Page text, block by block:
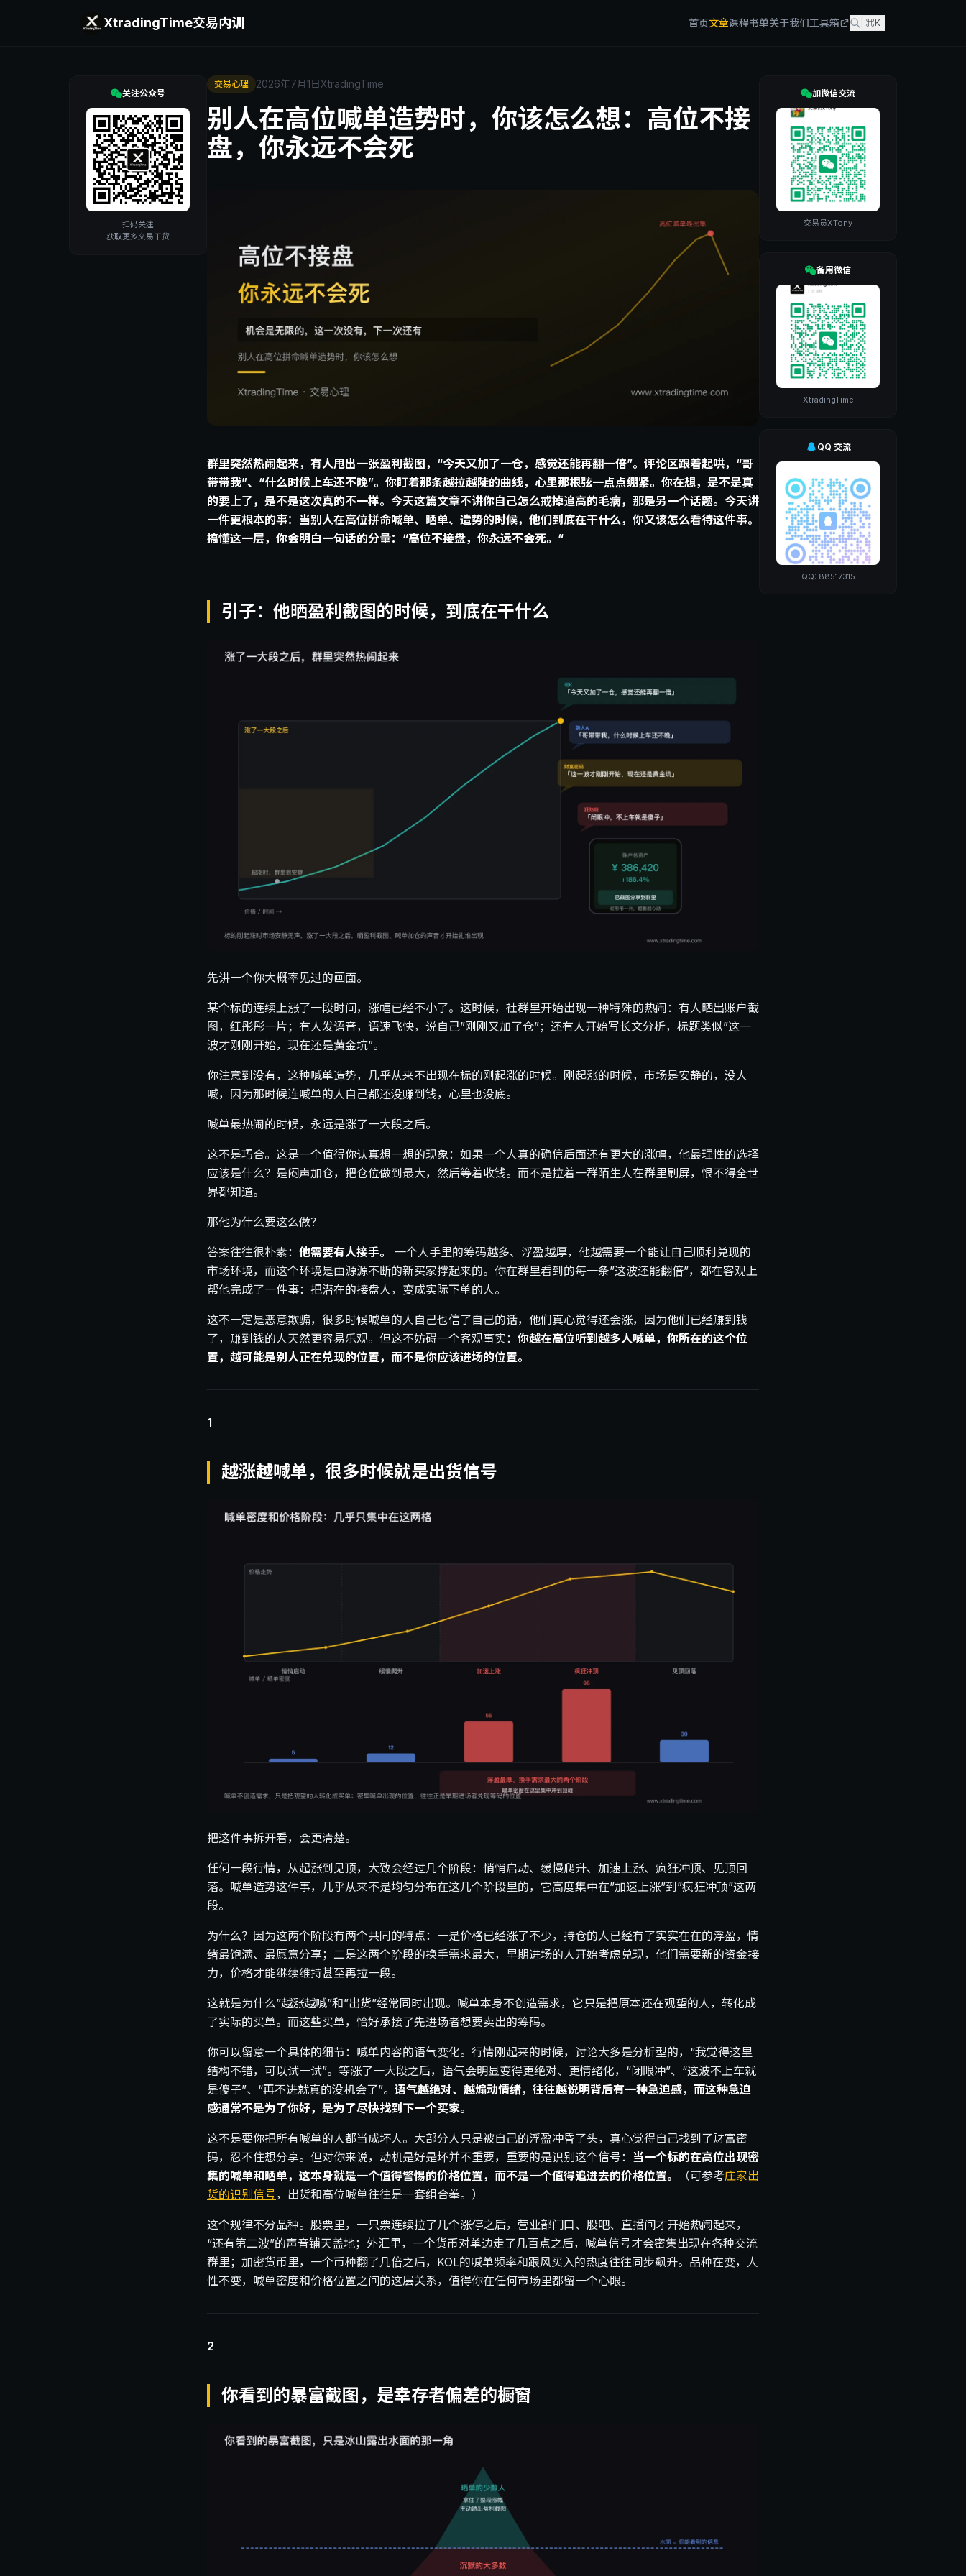
XtradingTime交易内训 首页文章课程书单关于我们工具箱 ⌘K
关注公众号
扫码关注
获取更多交易干货
交易心理 2026年7月1日XtradingTime
别人在高位喊单造势时，你该怎么想：高位不接
盘，你永远不会死
群里突然热闹起来，有人甩出一张盈利截图，“今天又加了一仓，感觉还能再翻一倍”。评论区跟着起哄，“哥
带带我”、“什么时候上车还不晚”。你盯着那条越拉越陡的曲线，心里那根弦一点点绷紧。你在想，是不是真
的要上了，是不是这次真的不一样。今天这篇文章不讲你自己怎么戒掉追高的毛病，那是另一个话题。今天讲
一件更根本的事：当别人在高位拼命喊单、晒单、造势的时候，他们到底在干什么，你又该怎么看待这件事。
搞懂这一层，你会明白一句话的分量：“高位不接盘，你永远不会死。“
引子：他晒盈利截图的时候，到底在干什么
先讲一个你大概率见过的画面。
某个标的连续上涨了一段时间，涨幅已经不小了。这时候，社群里开始出现一种特殊的热闹：有人晒出账户截
图，红彤彤一片；有人发语音，语速飞快，说自己”刚刚又加了仓”；还有人开始写长文分析，标题类似”这一
波才刚刚开始，现在还是黄金坑”。
你注意到没有，这种喊单造势，几乎从来不出现在标的刚起涨的时候。刚起涨的时候，市场是安静的，没人
喊，因为那时候连喊单的人自己都还没赚到钱，心里也没底。
喊单最热闹的时候，永远是涨了一大段之后。
这不是巧合。这是一个值得你认真想一想的现象：如果一个人真的确信后面还有更大的涨幅，他最理性的选择
应该是什么？是闷声加仓，把仓位做到最大，然后等着收钱。而不是拉着一群陌生人在群里刷屏，恨不得全世
界都知道。
那他为什么要这么做？
答案往往很朴素： 他需要有人接手。
一个人手里的筹码越多、浮盈越厚，他越需要一个能让自己顺利兑现的
市场环境，而这个环境是由源源不断的新买家撑起来的。你在群里看到的每一条”这波还能翻倍”，都在客观上
帮他完成了一件事：把潜在的接盘人，变成实际下单的人。
这不一定是恶意欺骗，很多时候喊单的人自己也信了自己的话，他们真心觉得还会涨，因为他们已经赚到钱
了，赚到钱的人天然更容易乐观。但这不妨碍一个客观事实： 你越在高位听到越多人喊单，你所在的这个位
置，越可能是别人正在兑现的位置，而不是你应该进场的位置。
1
越涨越喊单，很多时候就是出货信号
把这件事拆开看，会更清楚。
任何一段行情，从起涨到见顶，大致会经过几个阶段：悄悄启动、缓慢爬升、加速上涨、疯狂冲顶、见顶回
落。喊单造势这件事，几乎从来不是均匀分布在这几个阶段里的，它高度集中在”加速上涨”到”疯狂冲顶”这两
段。
为什么？因为这两个阶段有两个共同的特点：一是价格已经涨了不少，持仓的人已经有了实实在在的浮盈，情
绪最饱满、最愿意分享；二是这两个阶段的换手需求最大，早期进场的人开始考虑兑现，他们需要新的资金接
力，价格才能继续维持甚至再拉一段。
这就是为什么”越涨越喊”和”出货”经常同时出现。喊单本身不创造需求，它只是把原本还在观望的人，转化成
了实际的买单。而这些买单，恰好承接了先进场者想要卖出的筹码。
你可以留意一个具体的细节：喊单内容的语气变化。行情刚起来的时候，讨论大多是分析型的，“我觉得这里
结构不错，可以试一试”。等涨了一大段之后，语气会明显变得更绝对、更情绪化，“闭眼冲”、“这波不上车就
是傻子”、“再不进就真的没机会了”。 语气越绝对、越煽动情绪，往往越说明背后有一种急迫感，而这种急迫
感通常不是为了你好，是为了尽快找到下一个买家。
这不是要你把所有喊单的人都当成坏人。大部分人只是被自己的浮盈冲昏了头，真心觉得自己找到了财富密
码，忍不住想分享。但对你来说，动机是好是坏并不重要，重要的是识别这个信号： 当一个标的在高位出现密
集的喊单和晒单，这本身就是一个值得警惕的价格位置，而不是一个值得追进去的价格位置。
（可参考庄家出
货的识别信号，出货和高位喊单往往是一套组合拳。）
这个规律不分品种。股票里，一只票连续拉了几个涨停之后，营业部门口、股吧、直播间才开始热闹起来，
“还有第二波”的声音铺天盖地；外汇里，一个货币对单边走了几百点之后，喊单信号才会密集出现在各种交流
群里；加密货币里，一个币种翻了几倍之后，KOL的喊单频率和跟风买入的热度往往同步飙升。品种在变，人
性不变，喊单密度和价格位置之间的这层关系，值得你在任何市场里都留一个心眼。
2
你看到的暴富截图，是幸存者偏差的橱窗
加微信交流
交易员XTony
备用微信
XtradingTime
QQ 交流
QQ: 88517315